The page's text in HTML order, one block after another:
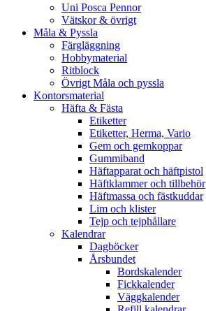
Uni Posca Pennor
Vätskor & övrigt
Måla & Pyssla
Färgläggning
Hobbymaterial
Ritblock
Övrigt Måla och pyssla
Kontorsmaterial
Häfta & Fästa
Etiketter
Etiketter, Herma, Vario
Gem och gemkoppar
Gummiband
Häftapparat och häftpistol
Häftklammer och tillbehör
Häftmassa och fästkuddar
Lim och klister
Tejp och tejphållare
Kalendrar
Dagböcker
Årsbundet
Bordskalender
Fickkalender
Väggkalender